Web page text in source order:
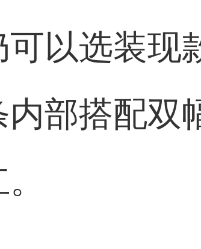
以选装现
部搭配双